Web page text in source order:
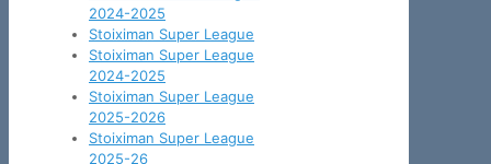
2024-2025
Stoiximan Super League
Stoiximan Super League
2024-2025
Stoiximan Super League
2025-2026
Stoiximan Super League
2025-26